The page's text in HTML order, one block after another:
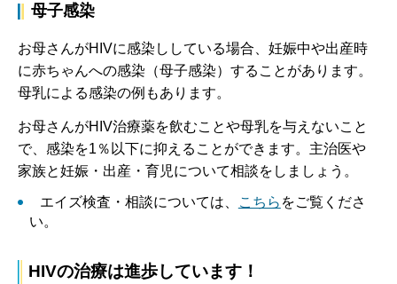
母子感染
お母さんがHIVに感染ししている場合、妊娠中や出産時
に赤ちゃんへの感染（母子感染）することがあります。
母乳による感染の例もあります。
お母さんがHIV治療薬を飲むことや母乳を与えないこと
で、感染を1％以下に抑えることができます。主治医や
家族と妊娠・出産・育児について相談をしましょう。
エイズ検査・相談については、 こちら をご覧くださ
い。
HIVの治療は進歩しています！